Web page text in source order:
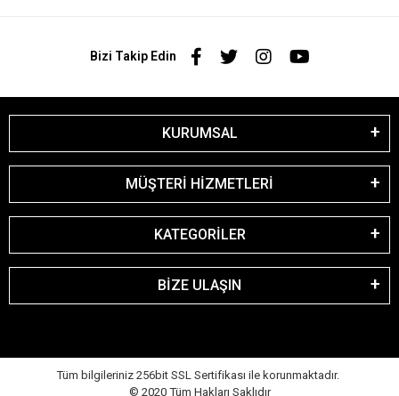
Bizi Takip Edin
KURUMSAL
MÜŞTERİ HİZMETLERİ
KATEGORİLER
BİZE ULAŞIN
Tüm bilgileriniz 256bit SSL Sertifikası ile korunmaktadır.
© 2020 Tüm Hakları Saklıdır